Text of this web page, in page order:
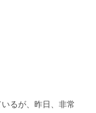
るが、昨日、非常